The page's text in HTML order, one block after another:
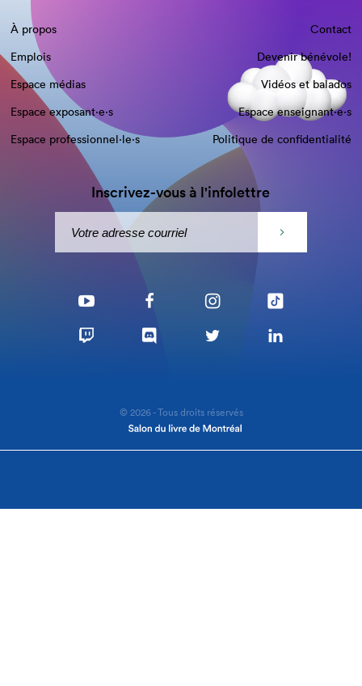
À propos
Contact
Emplois
Devenir bénévole!
Espace médias
Vidéos et balados
Espace exposant·e⋅s
Espace enseignant·e⋅s
Espace professionnel·le⋅s
Politique de confidentialité
Inscrivez-vous à l'infolettre
© 2026 - Tous droits réservés